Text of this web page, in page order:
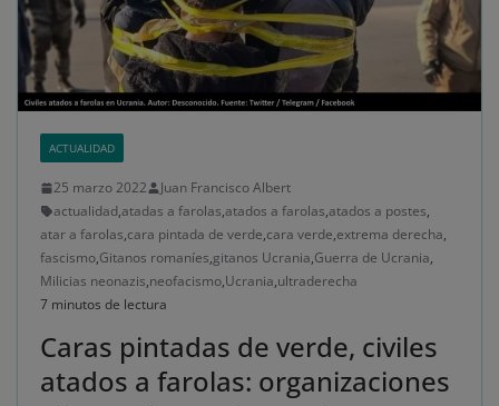
ACTUALIDAD
25 marzo 2022
Juan Francisco Albert
actualidad,atadas a farolas,atados a farolas,atados a postes,
atar a farolas,cara pintada de verde,cara verde,extrema derecha,
fascismo,Gitanos romaníes,gitanos Ucrania,Guerra de Ucrania,
Milicias neonazis,neofacismo,Ucrania,ultraderecha
7 minutos de lectura
Caras pintadas de verde, civiles
atados a farolas: organizaciones